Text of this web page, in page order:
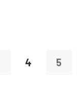
4 5